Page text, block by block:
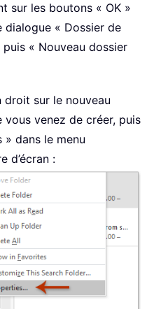
sur les boutons « OK »
« Dossier de
« Nouveau dossier
droit sur le nouveau
venez de créer, puis
dans le menu
d’écran :